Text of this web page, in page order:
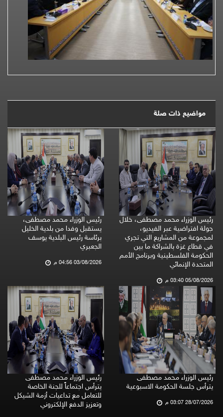
مواضيع ذات صلة
رئيس الوزراء محمد مصطفى، خلال
جولة افتراضية عبر الفيديو،
لمجموعة من المشاريع التي تجري
في قطاع غزة بالشراكة ما بين
الحكومة الفلسطينية وبرنامج الأمم
المتحدة الإنمائي
05/08/2026 03:40 م
رئيس الوزراء محمد مصطفى،
يستقبل وفدا من بلدية الخليل
برئاسة رئيس البلدية يوسف
الجعبري
03/08/2026 04:56 م
رئيس الوزراء محمد مصطفى
يترأس جلسة الحكومة الاسبوعية
28/07/2026 03:07 م
رئيس الوزراء محمد مصطفى
يترأس اجتماعاً للجنة الخاصة
للتعامل مع تداعيات أزمة الشيكل
وتعزيز الدفع الإلكتروني